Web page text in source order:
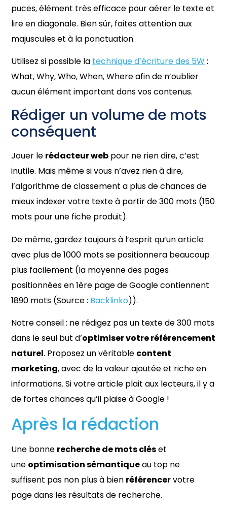
puces, élément très efficace pour aérer le texte et
lire en diagonale. Bien sûr, faites attention aux
majuscules et à la ponctuation.
Utilisez si possible la technique d’écriture des 5W :
What, Why, Who, When, Where afin de n’oublier
aucun élément important dans vos contenus.
Rédiger un volume de mots
conséquent
Jouer le rédacteur web pour ne rien dire, c’est
inutile. Mais même si vous n’avez rien à dire,
l’algorithme de classement a plus de chances de
mieux indexer votre texte à partir de 300 mots (150
mots pour une fiche produit).
De même, gardez toujours à l’esprit qu’un article
avec plus de 1000 mots se positionnera beaucoup
plus facilement (la moyenne des pages
positionnées en 1ère page de Google contiennent
1890 mots (Source : Backlinko)).
Notre conseil : ne rédigez pas un texte de 300 mots
dans le seul but d’optimiser votre référencement
naturel. Proposez un véritable content
marketing, avec de la valeur ajoutée et riche en
informations. Si votre article plait aux lecteurs, il y a
de fortes chances qu’il plaise à Google !
Après la rédaction
Une bonne recherche de mots cléset
une optimisation sémantiqueau top ne
suffisent pas non plus à bien référencervotre
page dans les résultats de recherche.